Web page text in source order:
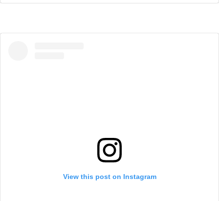
View this post on Instagram